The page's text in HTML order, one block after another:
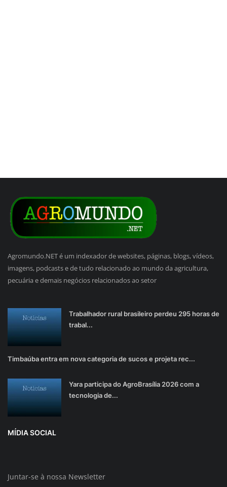
Agromundo.NET é um indexador de websites, páginas, blogs, vídeos,
imagens, podcasts e de tudo relacionado ao mundo da agricultura,
pecuária e demais negócios relacionados ao setor
Trabalhador rural brasileiro perdeu 295 horas de
trabal...
Timbaúba entra em nova categoria de sucos e projeta rec...
Yara participa do AgroBrasília 2026 com a
tecnologia de...
MÍDIA SOCIAL
Juntar-se à nossa Newsletter